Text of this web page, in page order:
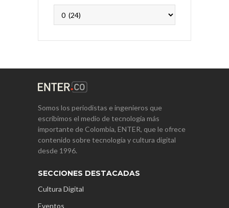
Somos los periodistas e ingenieros que
escribimos el medio de tecnología más
importante de Colombia, ENTER, que le ofrece
contenido sobre tecnología y cultura digital
desde 1996.
SECCIONES DESTACADAS
Cultura Digital
Eventos